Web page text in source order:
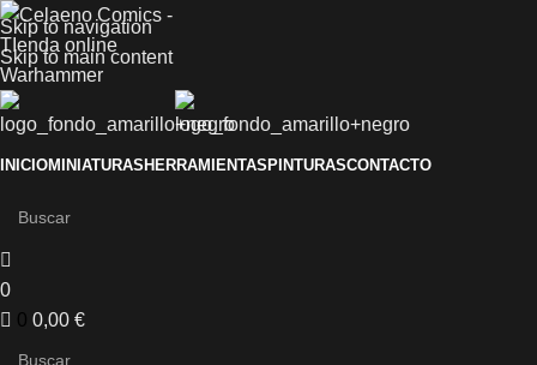
Skip to navigation
Skip to main content
INICIOMINIATURASHERRAMIENTASPINTURASCONTACTO
0
0 0,00 €